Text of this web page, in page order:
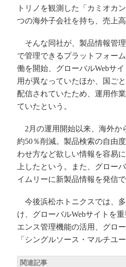
トリノを観測した「カミオカ
つの海外子会社を持ち、売上
そんな同社が、製品情報管理
で管理できるプラットフォーム
働を開始、グローバルWebサ
用が異なっていたほか、国ご
配信されていたため、運用作
ていたという。
2月の運用開始以来、海外か
約50％削減。製品検索の自由
わせ方など欲しい情報を容易
上したという。また、グロー
イムリーに新製品情報を発信
今後浜松ホトニクスでは、
け、グローバルWebサイトを
エンス管理機能の活用、グロ
「シングルソース・マルチユ
関連記事